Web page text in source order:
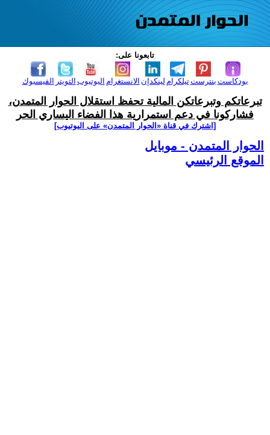
تابعونا على:
الفيسبوك التويتر اليوتيوب الانستغرام لينكدإن تيلكرامبنترست بودكاست
تبرعاتكم وتبرعاتكن المالية تحفظ استقلال الحوار المتمدن،
فشاركونا في دعم استمرارية هذا الفضاء اليساري الحر
[اشترك في قناة ‫«الحوار المتمدن» على اليوتيوب]
الحوار المتمدن - موبايل
الموقع الرئيسي